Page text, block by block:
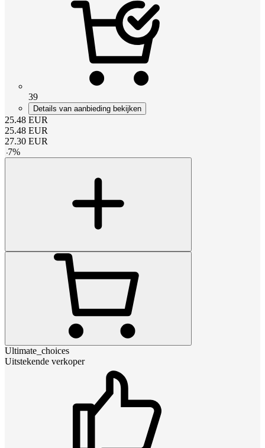
39
Details van aanbieding bekijken
25.48 EUR
25.48 EUR
27.30 EUR
-7%
Ultimate_choices
Uitstekende verkoper